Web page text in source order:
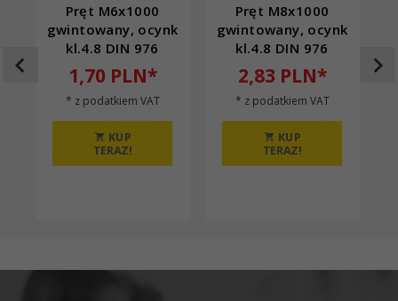
Pręt M6x1000
gwintowany, ocynk
kl.4.8 DIN 976
1,70 PLN*
* z podatkiem VAT
KUP
TERAZ!
Pręt M8x1000
gwintowany, ocynk
kl.4.8 DIN 976
2,83 PLN*
* z podatkiem VAT
KUP
TERAZ!